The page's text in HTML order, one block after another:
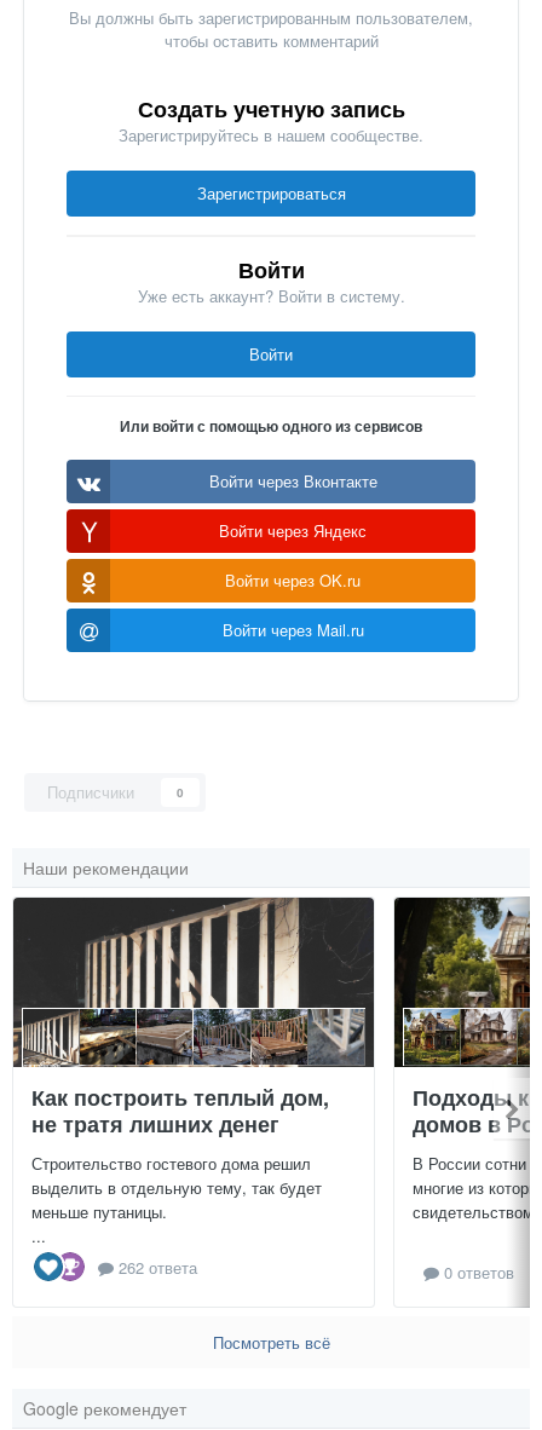
Вы должны быть зарегистрированным пользователем,
чтобы оставить комментарий
Создать учетную запись
Зарегистрируйтесь в нашем сообществе.
Зарегистрироваться
Войти
Уже есть аккаунт? Войти в систему.
Войти
Или войти с помощью одного из сервисов
Войти через Вконтакте
Войти через Яндекс
Войти через OK.ru
Войти через Mail.ru
Подписчики 0
Наши рекомендации
Как построить теплый дом,
не тратя лишних денег
Строительство гостевого дома решил
выделить в отдельную тему, так будет
меньше путаницы.
...
262 ответа
Подходы к
домов в
В России сотни
многие из
свидетельством
0 ответов
Посмотреть всё
Google рекомендует